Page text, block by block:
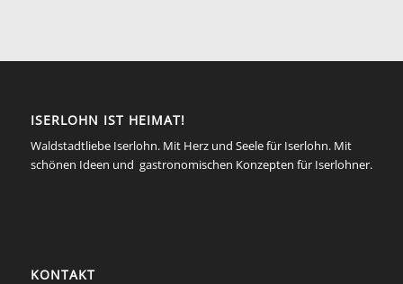
ISERLOHN IST HEIMAT!
Waldstadtliebe Iserlohn. Mit Herz und Seele für Iserlohn. Mit
schönen Ideen und gastronomischen Konzepten für Iserlohner.
KONTAKT